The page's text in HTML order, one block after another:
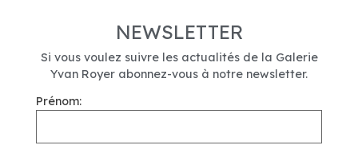
NEWSLETTER
Si vous voulez suivre les actualités de la Galerie
Yvan Royer abonnez-vous à notre newsletter.
Prénom: